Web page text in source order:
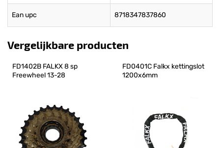
Ean upc 8718347837860
Vergelijkbare producten
FD1402B FALKX 8 sp
Freewheel 13-28
FD0401C Falkx kettingslot
1200x6mm